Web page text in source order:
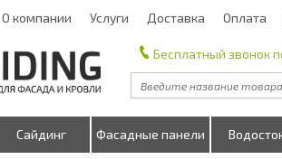
О компании Услуги Доставка Оплата
Бесплатный звонок
Сайдинг Фасадные панели